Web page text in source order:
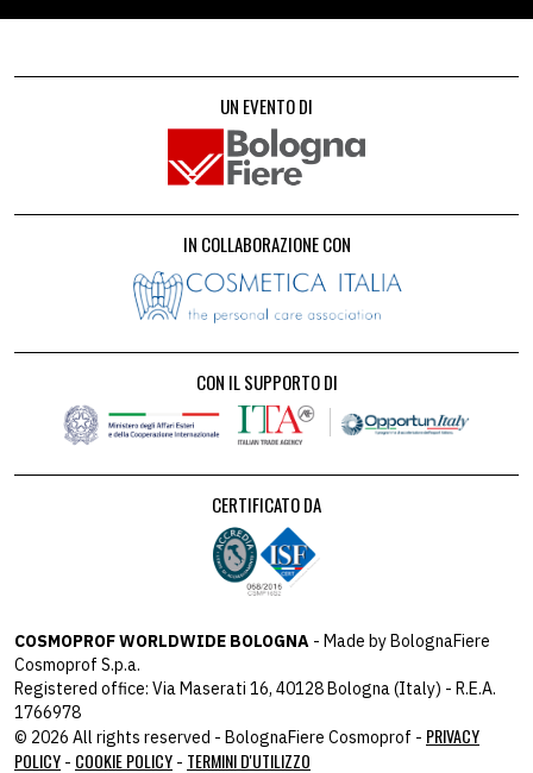
UN EVENTO DI
IN COLLABORAZIONE CON
CON IL SUPPORTO DI
CERTIFICATO DA
COSMOPROF WORLDWIDE BOLOGNA - Made by BolognaFiere
Cosmoprof S.p.a.
Registered office: Via Maserati 16, 40128 Bologna (Italy) - R.E.A.
1766978
© 2026 All rights reserved - BolognaFiere Cosmoprof - PRIVACY
POLICY - COOKIE POLICY - TERMINI D'UTILIZZO